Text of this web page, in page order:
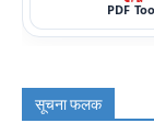
PDF
सूचना फलक